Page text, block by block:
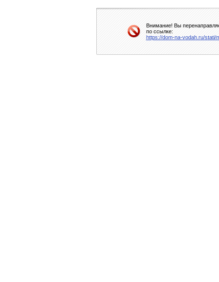
Внимание! Вы
по ссылке:
https://dom-na-vodah.ru/